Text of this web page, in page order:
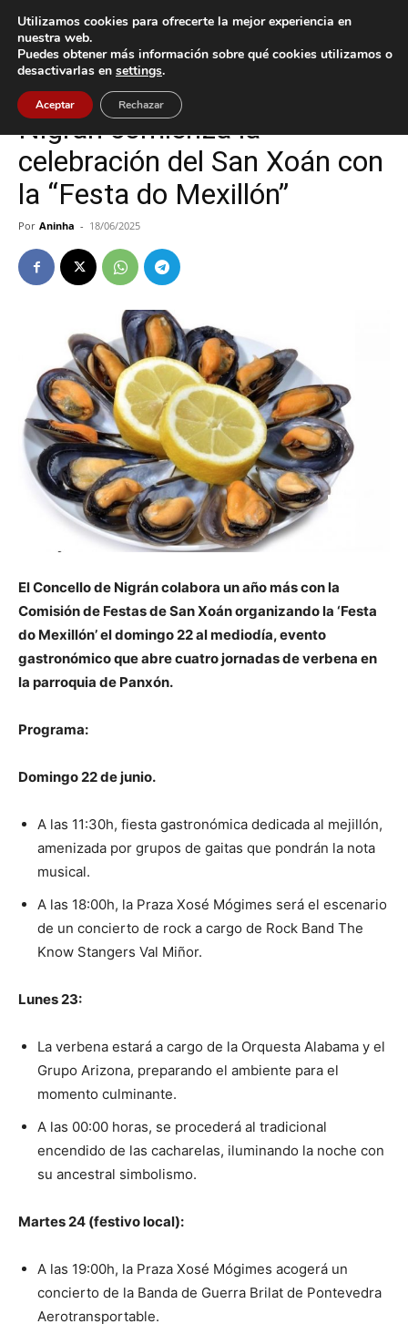
Inicio Cultura / Ocio
Cultura / Ocio Nigrán
Nigrán comienza la
celebración del San Xoán con
la “Festa do Mexillón”
Por Aninha - 18/06/2025
El Concello de Nigrán colabora un año más con la
Comisión de Festas de San Xoán organizando la ‘Festa
do Mexillón’ el domingo 22 al mediodía, evento
gastronómico que abre cuatro jornadas de verbena en
la parroquia de Panxón.
Programa:
Domingo 22 de junio.
A las 11:30h, fiesta gastronómica dedicada al mejillón,
amenizada por grupos de gaitas que pondrán la nota
musical.
A las 18:00h, la Praza Xosé Mógimes será el escenario
de un concierto de rock a cargo de Rock Band The
Know Stangers Val Miñor.
Lunes 23:
La verbena estará a cargo de la Orquesta Alabama y el
Grupo Arizona, preparando el ambiente para el
momento culminante.
A las 00:00 horas, se procederá al tradicional
encendido de las cacharelas, iluminando la noche con
su ancestral simbolismo.
Martes 24 (festivo local):
A las 19:00h, la Praza Xosé Mógimes acogerá un
concierto de la Banda de Guerra Brilat de Pontevedra
Aerotransportable.
Utilizamos cookies para ofrecerte la mejor experiencia en
nuestra web.
Puedes obtener más información sobre qué cookies utilizamos o
desactivarlas en settings.
Aceptar Rechazar